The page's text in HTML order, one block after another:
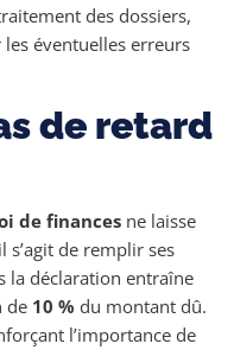
des dossiers,
éventuelles erreurs
de retard
de finances ne laisse
s’agit de remplir ses
la déclaration entraîne
de 10 % du montant dû.
l’importance de